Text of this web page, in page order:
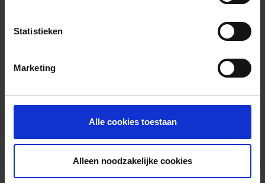
Statistieken
Marketing
Alle cookies toestaan
Alleen noodzakelijke cookies
Foto’s ({{photos.length}})
Eigen foto’s